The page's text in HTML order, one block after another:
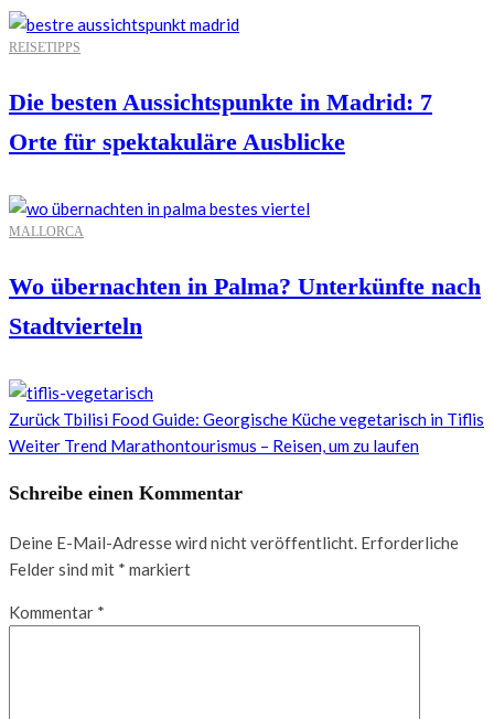
REISETIPPS
Die besten Aussichtspunkte in Madrid: 7
Orte für spektakuläre Ausblicke
MALLORCA
Wo übernachten in Palma? Unterkünfte nach
Stadtvierteln
Zurück Tbilisi Food Guide: Georgische Küche vegetarisch in Tiflis
Weiter Trend Marathontourismus – Reisen, um zu laufen
Schreibe einen Kommentar
Deine E-Mail-Adresse wird nicht veröffentlicht. Erforderliche
Felder sind mit * markiert
Kommentar *